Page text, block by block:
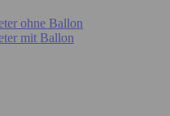
ohne Ballon
mit Ballon